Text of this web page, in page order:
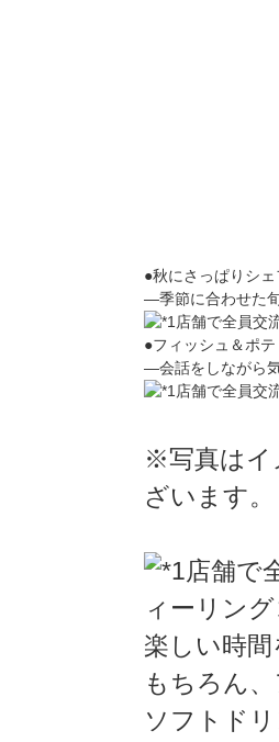
●秋にさっぱりシ
―季節に合わせた
●フィッシュ＆ポテ
―会話をしながら
※写真はイ
ざいます。
楽しい時
もちろん
ソフトド